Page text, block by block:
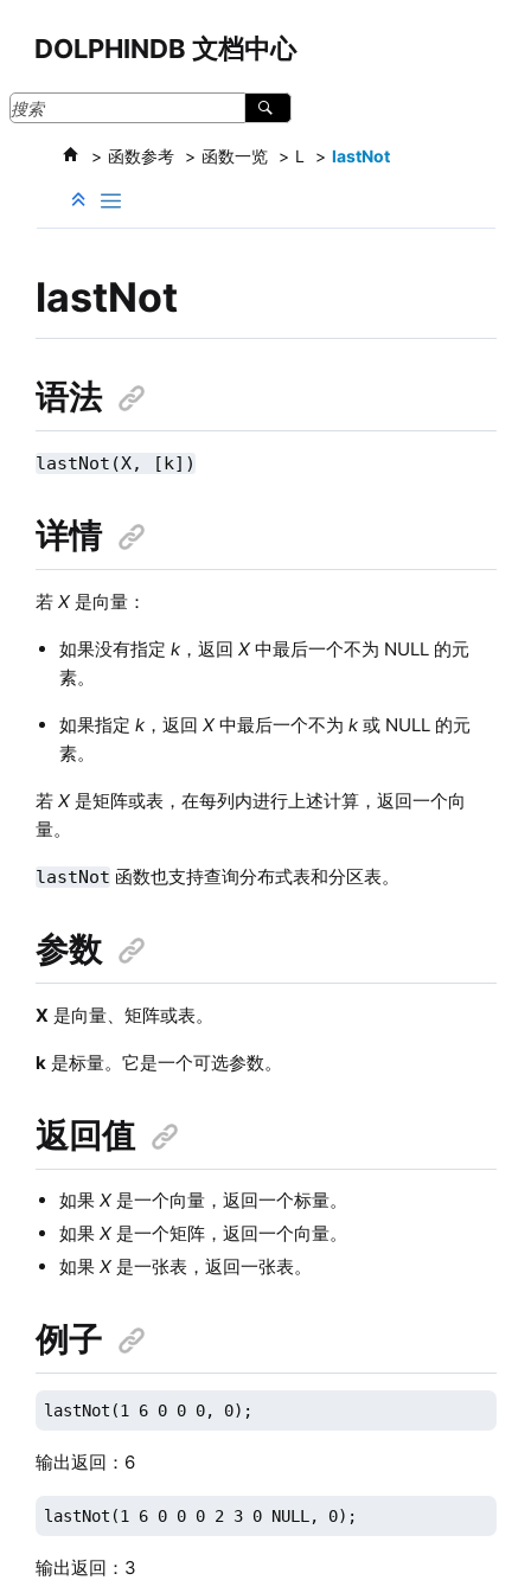
DOLPHINDB 文档中心
函数参考 函数一览 L lastNot
lastNot
语法
lastNot(X, [k])
详情
若 X是向量：
如果没有指定 k，返回 X中最后一个不为 NULL 的元
素。
如果指定 k，返回 X中最后一个不为 k或 NULL 的元
素。
若 X是矩阵或表，在每列内进行上述计算，返回一个向
量。
lastNot 函数也支持查询分布式表和分区表。
参数
X 是向量、矩阵或表。
k 是标量。它是一个可选参数。
返回值
如果 X是一个向量，返回一个标量。
如果 X是一个矩阵，返回一个向量。
如果 X是一张表，返回一张表。
例子
lastNot(1 6 0 0 0, 0);
输出返回：6
lastNot(1 6 0 0 0 2 3 0 NULL, 0);
输出返回：3